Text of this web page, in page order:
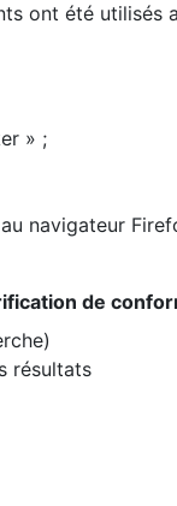
ont été utilisés
» ;
navigateur
de
résultats